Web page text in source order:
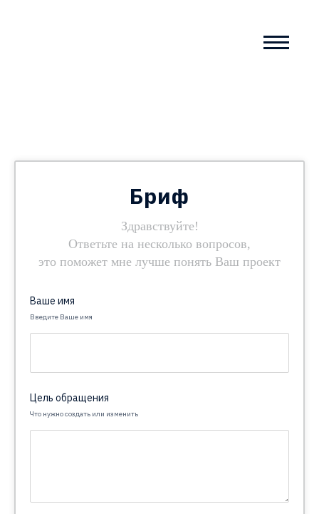
Бриф
Здравствуйте!
Ответьте на несколько вопросов,
это поможет мне лучше понять Ваш проект
Ваше имя
Введите Ваше имя
Цель обращения
Что нужно создать или изменить